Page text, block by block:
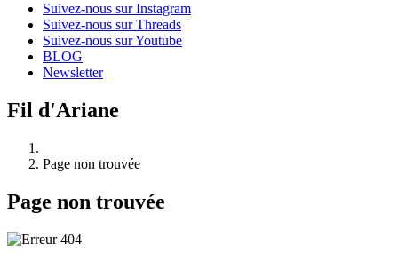
Suivez-nous sur Instagram
Suivez-nous sur Threads
Suivez-nous sur Youtube
BLOG
Newsletter
Fil d'Ariane
Page non trouvée
Page non trouvée